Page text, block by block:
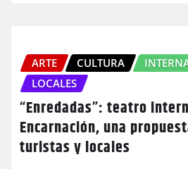
ARTE CULTURA
LOCALES
“Enredadas”: teatro
Encarnación, una
turistas y locales